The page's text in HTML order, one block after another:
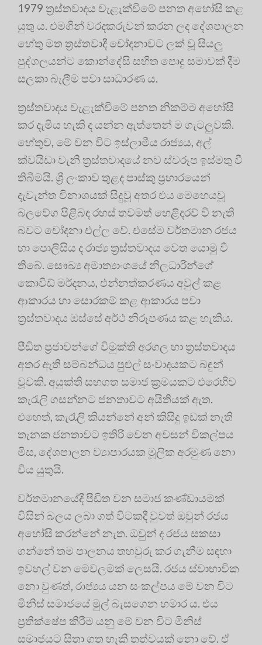
1979 ත්‍රස්තවාදය වැළැක්වීමේ පනත අහෝසි කළ
යුතු ය. එමගින් වරදකරුවන් කරන ලද දේශපාලන
හේතු මත ත්‍රස්තවාදී චෝදනාවට ලක් වූ සියලු
පුද්ගලයන්ට කොන්දේසි සහිත පොදු සමාවක් දීම
සලකා බැලීම පවා සාධාරණ ය.
ත්‍රස්තවාදය වැළැක්වීමේ පනත නිකම්ම අහෝසි
කර දැමිය හැකි ද යන්න ඇත්තෙන් ම ගැටලුවකි.
හේතුව, මේ වන විට ඉස්ලාමීය රාජ්‍යය, අල්
ක්වයිඩා වැනි ත්‍රස්තවාදයේ නව ස්වරූප ඉස්මතු වී
තිබීමයි. ශ්‍රී ලංකාව තුළද පාස්කු ප්‍රහාරයෙන්
දැවැන්ත විනාශයක් සිදුවූ අතර එය මෙහෙයවූ
බලවේග පිළිබඳ රහස් තවමත් හෙළිදරව් වී නැති
බවට චෝදනා එල්ල වේ. එසේම වර්තමාන රජය
හා පොලිසිය ද රාජ්‍ය ත්‍රස්තවාදය වෙත යොමු වී
තිබේ. සෞඛ්‍ය අමාත්‍යාංශයේ නිලධාරීන්ගේ
කොවිඩ් මර්දනය, එන්නත්කරණය අවුල් කළ
ආකාරය හා සොරකම් කළ ආකාරය පවා
ත්‍රස්තවාදය ඔස්සේ අර්ථ නිරූපණය කළ හැකිය.
පීඩිත ප්‍රජාවන්ගේ විමුක්ති අරගල හා ත්‍ර‍ස්තවාදය
අතර ඇති සම්බන්ධය පුළුල් සංවාදයකට බඳුන්
වූවකි. අයුක්ති සහගත සමාජ ක්‍රමයකට එරෙහිව
කැරැලි ගසන්නට ජනතාවට අයිතියක් ඇත.
එහෙත්, කැරැලි කියන්නේ අන් කිසිදු ඉඩක් නැති
තැනක ජනතාවට ඉතිරි වෙන අවසන් විකල්පය
මිස, දේශපාලන ව්‍යාපාරයක මූලික අරමුණ නො
විය යුතුයි.
වර්තමාන‍යේදී පීඩිත වන සමාජ කණ්ඩායමක්
විසින් බලය ලබා ගත් විටකදී වුවත් ඔවුන් රජය
අහෝසි කරන්නේ නැත. ඔවුන් ද රජය සකසා
ගන්නේ තම පාලනය තහවුරු කර ගැනීම සඳහා
ඉවහල් වන මෙවලමක් ලෙසයි. රජය ස්වාභාවික
නො වුණත්, රාජ්‍යය යන සංකල්පය මේ වන විට
මිනිස් සමාජයේ මුල් බැසගෙන හමාර ය. එය
ප්‍රතික්ෂේප කිරීම යනු මේ වන විට මිනිස්
සමාජයට සිතා ගත හැකි තත්වයක් නො වේ. ඒ